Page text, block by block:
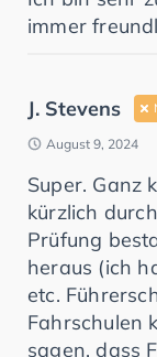
immer
J. Stevens
August 9, 2024
Super. Ganz
kürzlich
Prüfung
heraus (ich
etc.
Fahrschulen
sagen, dass